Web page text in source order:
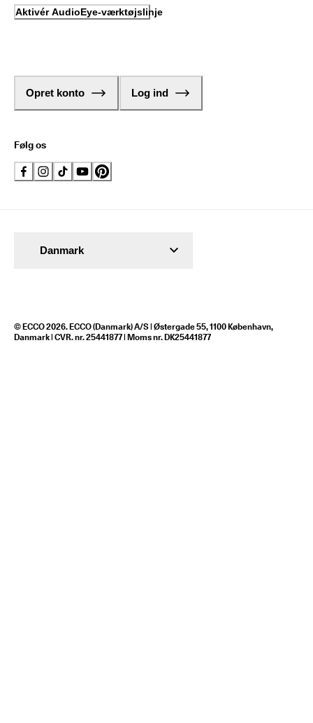
Aktivér AudioEye-værktøjslinje
Opret konto Log ind
Følg os
© ECCO 2026. ECCO (Danmark) A/S | Østergade 55, 1100 København,
Danmark | CVR. nr. 25441877 | Moms nr. DK25441877
Danmark